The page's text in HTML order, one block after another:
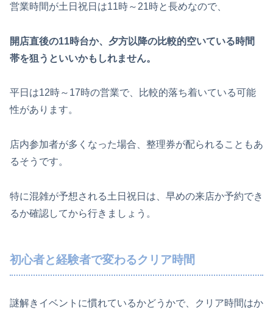
営業時間が土日祝日は11時～21時と長めなので、
開店直後の11時台か、夕方以降の比較的空いている時間
帯を狙うといいかもしれません。
平日は12時～17時の営業で、比較的落ち着いている可能
性があります。
店内参加者が多くなった場合、整理券が配られることもあ
るそうです。
特に混雑が予想される土日祝日は、早めの来店か予約でき
るか確認してから行きましょう。
初心者と経験者で変わるクリア時間
謎解きイベントに慣れているかどうかで、クリア時間はか